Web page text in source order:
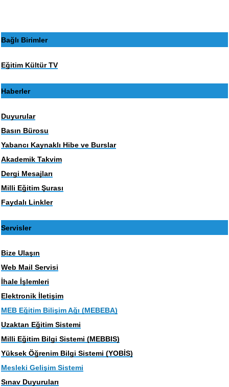
Bağlı Birimler
Eğitim Kültür TV
Haberler
Duyurular
Basın Bürosu
Yabancı Kaynaklı Hibe ve Burslar
Akademik Takvim
Dergi Mesajları
Milli Eğitim Şurası
Faydalı Linkler
Servisler
Bize Ulaşın
Web Mail Servisi
İhale İşlemleri
Elektronik İletişim
MEB Eğitim Bilişim Ağı (MEBEBA)
Uzaktan Eğitim Sistemi
Milli Eğitim Bilgi Sistemi (MEBBIS)
Yüksek Öğrenim Bilgi Sistemi (YOBİS)
Mesleki Gelişim Sistemi
Sınav Duyuruları